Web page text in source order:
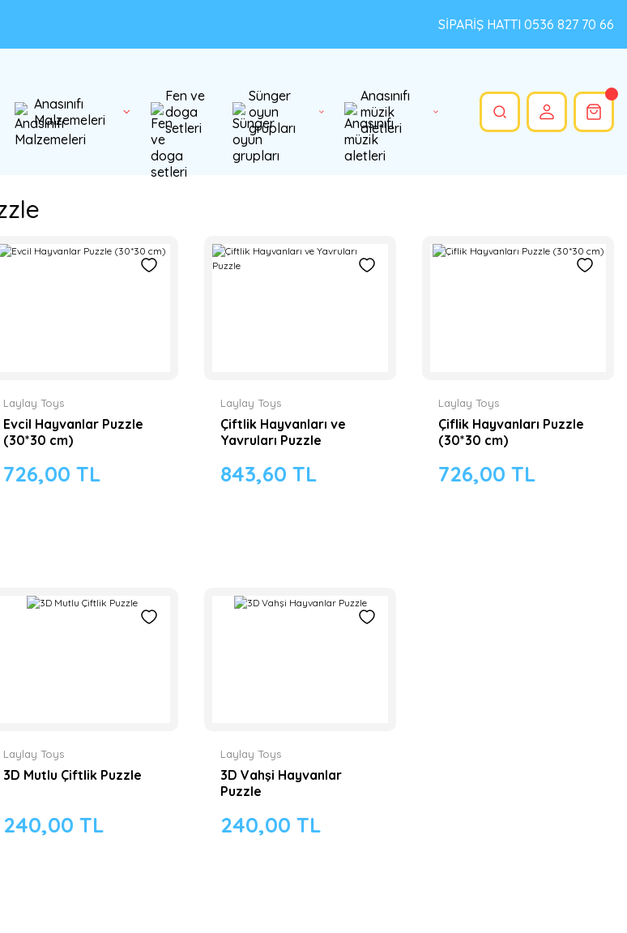
SİPARİŞ HATTI 0536 827 70 66
Anasınıfı
Malzemeleri
Fen ve
doga
setleri
Sünger
oyun
grupları
Anasınıfı
müzik
aletleri
Laylay Toys
Evcil Hayvanlar Puzzle
(30*30 cm)
726,00 TL
Laylay Toys
Çiftlik Hayvanları ve
Yavruları Puzzle
843,60 TL
Laylay Toys
Çiflik Hayvanları Puzzle
(30*30 cm)
726,00 TL
Laylay Toys
3D Mutlu Çiftlik Puzzle
240,00 TL
Laylay Toys
3D Vahşi Hayvanlar
Puzzle
240,00 TL